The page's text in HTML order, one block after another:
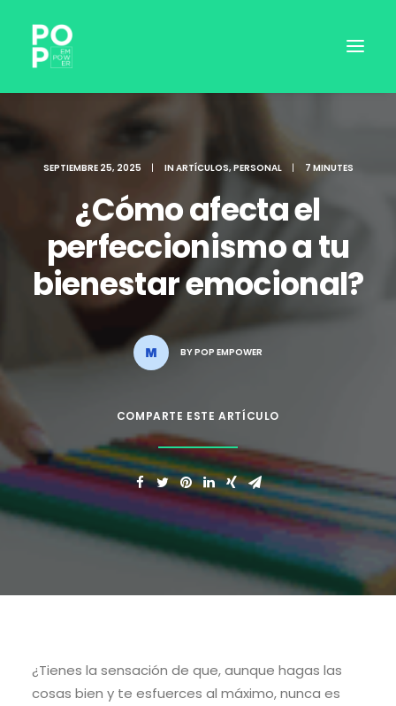
INICIAR SESIÓN
SEPTIEMBRE 25, 2025 | INARTÍCULOS,PERSONAL | 7 MINUTES
¿Cómo afecta el
perfeccionismo a tu
bienestar emocional?
BYPOP EMPOWER
COMPARTE ESTE ARTÍCULO
¿Tienes la sensación de que, aunque hagas las
cosas bien y te esfuerces al máximo, nunca es